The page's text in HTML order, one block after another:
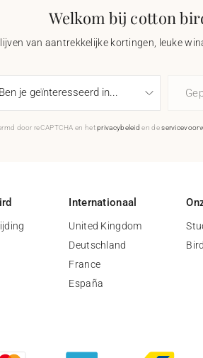
Welkom bij cotton
van aantrekkelijke kortingen, leuke
door reCAPTCHA en hetprivacybeleid en de
Internationaal
United Kingdom
Deutschland
France
España